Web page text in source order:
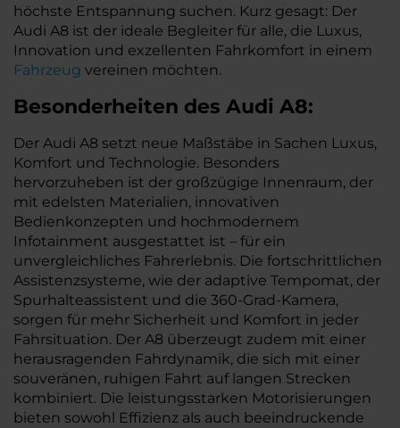
höchste Entspannung suchen. Kurz gesagt: Der
Audi A8 ist der ideale Begleiter für alle, die Luxus,
Innovation und exzellenten Fahrkomfort in einem
Fahrzeug vereinen möchten.
Besonderheiten des Audi A8:
Der Audi A8 setzt neue Maßstäbe in Sachen Luxus,
Komfort und Technologie. Besonders
hervorzuheben ist der großzügige Innenraum, der
mit edelsten Materialien, innovativen
Bedienkonzepten und hochmodernem
Infotainment ausgestattet ist – für ein
unvergleichliches Fahrerlebnis. Die fortschrittlichen
Assistenzsysteme, wie der adaptive Tempomat, der
Spurhalteassistent und die 360-Grad-Kamera,
sorgen für mehr Sicherheit und Komfort in jeder
Fahrsituation. Der A8 überzeugt zudem mit einer
herausragenden Fahrdynamik, die sich mit einer
souveränen, ruhigen Fahrt auf langen Strecken
kombiniert. Die leistungsstarken Motorisierungen
bieten sowohl Effizienz als auch beeindruckende